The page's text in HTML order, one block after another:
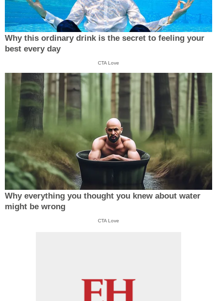
Why this ordinary drink is the secret to feeling your
best every day
CTA Love
Why everything you thought you knew about water
might be wrong
CTA Love